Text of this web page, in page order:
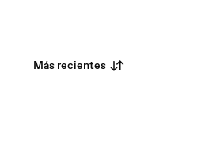
Más recientes